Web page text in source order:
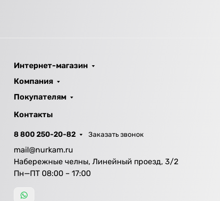
Интернет-магазин
Компания
Покупателям
Контакты
8 800 250-20-82 Заказать звонок
mail@nurkam.ru
Набережные челны, Линейный проезд, 3/2
Пн—ПТ 08:00 – 17:00